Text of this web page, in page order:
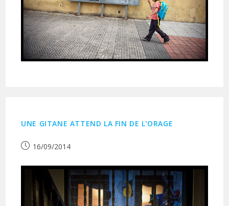
UNE GITANE ATTEND LA FIN DE L’ORAGE
Publication
16/09/2014